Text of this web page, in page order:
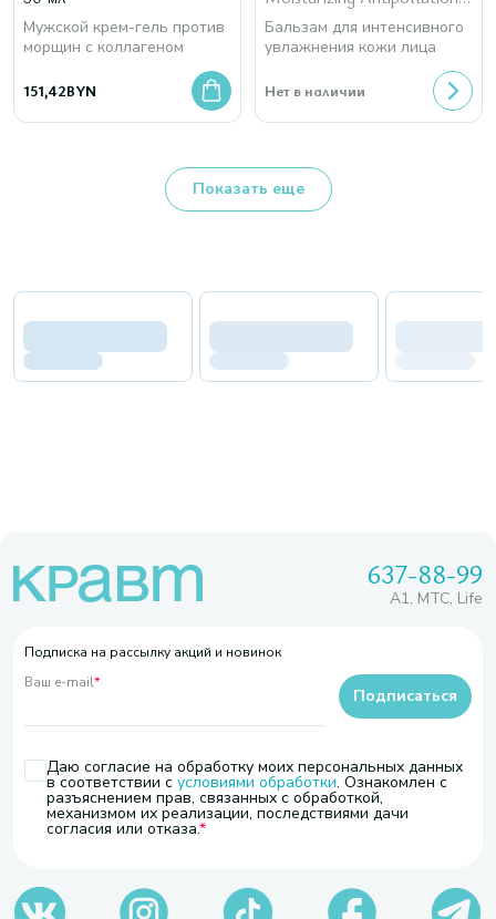
Мужской крем-гель против
морщин с коллагеном
151,42BYN
Balm SPF 20, 50 мл
Бальзам для интенсивного
увлажнения кожи лица
Нет в наличии
Показать еще
637-88-99
A1, МТС, Life
Подписка на рассылку акций и новинок
Ваш e-mail*
Даю согласие на обработку моих персональных данных
в соответствии с условиями обработки. Ознакомлен с
разъяснением прав, связанных с обработкой,
механизмом их реализации, последствиями дачи
согласия или отказа.
Подписаться